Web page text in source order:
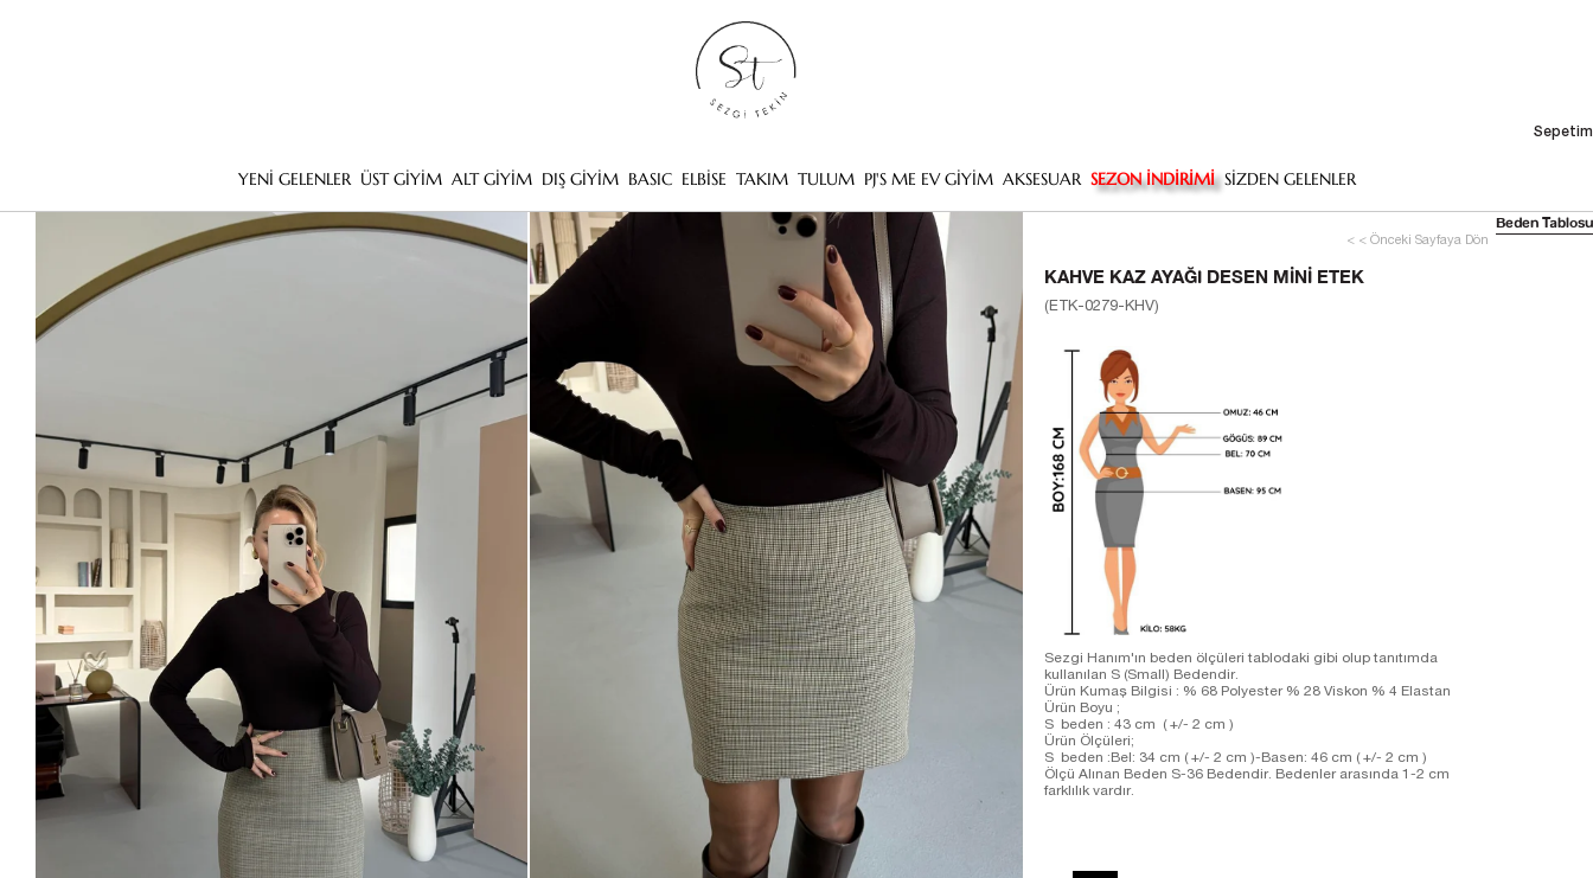
Sepetim
YENİ GELENLER ÜST GİYİM ALT GİYİM DIŞ GİYİM BASIC ELBİSE TAKIM TULUM PJ'S ME EV GİYİM AKSESUAR SEZON İNDİRİMİ SİZDEN GELENLER
< < Önceki Sayfaya Dön
KAHVE KAZ AYAĞI DESEN MINI ETEK
(ETK-0279-KHV)
Sezgi Hanım'ın beden ölçüleri tablodaki gibi olup tanıtımda
kullanılan S (Small) Bedendir.
Ürün Kumaş Bilgisi : % 68 Polyester % 28 Viskon % 4 Elastan
Ürün Boyu ;
S beden : 43 cm ( +/- 2 cm )
Ürün Ölçüleri;
S beden :Bel: 34 cm ( +/- 2 cm )-Basen: 46 cm ( +/- 2 cm )
Ölçü Alınan Beden S-36 Bedendir. Bedenler arasında 1-2 cm
farklılık vardır.
Beden Tablosu